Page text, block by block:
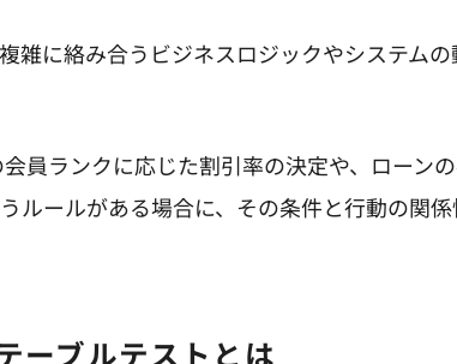
雑に絡み合うビジネスロジックやシステム
員ランクに応じた割引率の決定や、ローン
ルールがある場合に、その条件と行動の関
テーブルテストとは